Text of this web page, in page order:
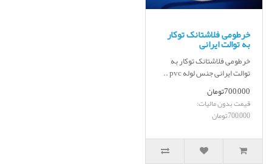
خرطومی فلاشتانک توکار
به توالت ایرانی
خرطومی فلاشتانک توکار به
توالت ایرانی جنس لوله pvc ..
700,000تومان
قیمت بدون مالیات:
700,000تومان